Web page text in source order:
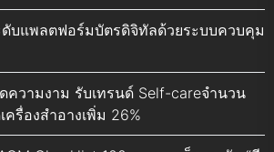
ดับแพลตฟอร์มบัตรดิจิทัลด้วยระบบควบคุม
ความงาม รับเทรนด์ Self-careจำนวน
รื่องสำอางเพิ่ม 26%